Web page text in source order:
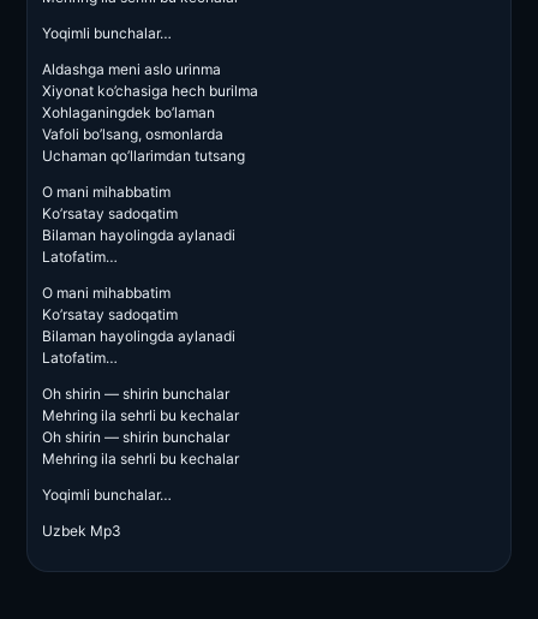
Yoqimli bunchalar…
Aldashga meni aslo urinma
Xiyonat ko’chasiga hech burilma
Xohlaganingdek bo’laman
Vafoli bo’lsang, osmonlarda
Uchaman qo’llarimdan tutsang
O mani mihabbatim
Ko’rsatay sadoqatim
Bilaman hayolingda aylanadi
Latofatim…
O mani mihabbatim
Ko’rsatay sadoqatim
Bilaman hayolingda aylanadi
Latofatim…
Oh shirin — shirin bunchalar
Mehring ila sehrli bu kechalar
Oh shirin — shirin bunchalar
Mehring ila sehrli bu kechalar
Yoqimli bunchalar…
Uzbek Mp3